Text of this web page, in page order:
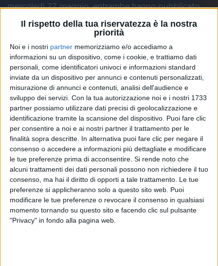
Il rispetto della tua riservatezza è la nostra
priorità
Noi e i nostri partner memorizziamo e/o accediamo a
informazioni su un dispositivo, come i cookie, e trattiamo dati
personali, come identificatori univoci e informazioni standard
inviate da un dispositivo per annunci e contenuti personalizzati,
misurazione di annunci e contenuti, analisi dell'audience e
sviluppo dei servizi. Con la tua autorizzazione noi e i nostri 1733
partner possiamo utilizzare dati precisi di geolocalizzazione e
identificazione tramite la scansione del dispositivo. Puoi fare clic
per consentire a noi e ai nostri partner il trattamento per le
finalità sopra descritte. In alternativa puoi fare clic per negare il
consenso o accedere a informazioni più dettagliate e modificare
le tue preferenze prima di acconsentire. Si rende noto che
alcuni trattamenti dei dati personali possono non richiedere il tuo
consenso, ma hai il diritto di opporti a tale trattamento. Le tue
preferenze si applicheranno solo a questo sito web. Puoi
modificare le tue preferenze o revocare il consenso in qualsiasi
momento tornando su questo sito e facendo clic sul pulsante
"Privacy" in fondo alla pagina web.
mercoledì 27 maggio, entrambe hanno pubblicato
dei festival e delle piazze italiane con il suo "
Summer
", dall’altra Sarah Toscano
, che continua il filone
di spettacoli iniziati nei
anche nella bella
stagione.